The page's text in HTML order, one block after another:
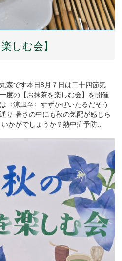
しむ会】
森です本日8月７日は二十四節気
度の【お抹茶を楽しむ会】を開催
〈涼風至〉すずかぜいたるだそう
り 暑さの中にも秋の気配が感じら
かがでしょうか？熱中症予防...